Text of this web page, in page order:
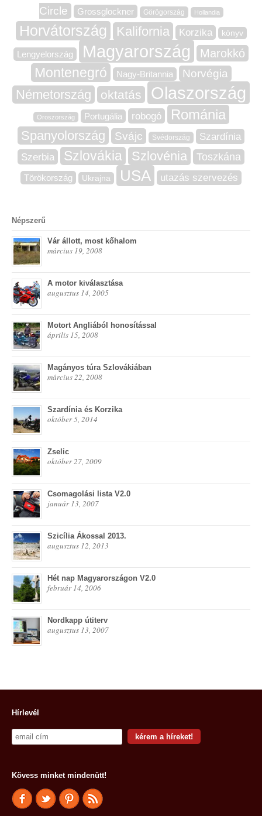
Circle
Grossglockner Görögország Hollandia
Horvátország Kalifornia Korzika könyv
Lengyelország Magyarország Marokkó
Montenegró Nagy-Britannia Norvégia
Németország oktatás Olaszország
Oroszország Portugália robogó Románia
Spanyolország Svájc Svédország
Szardínia
Szerbia
Szlovákia Szlovénia Toszkána
Törökország Ukrajna USA utazás szervezés
Népszerű
Vár állott, most kőhalom
március 19, 2008
A motor kiválasztása
augusztus 14, 2005
Motort Angliából honosítással
április 15, 2008
Magányos túra Szlovákiában
március 22, 2008
Szardínia és Korzika
október 5, 2014
Zselic
október 27, 2009
Csomagolási lista V2.0
január 13, 2007
Szicília Ákossal 2013.
augusztus 12, 2013
Hét nap Magyarországon V2.0
február 14, 2006
Nordkapp útiterv
augusztus 13, 2007
Hírlevél
Kövess minket mindenütt!